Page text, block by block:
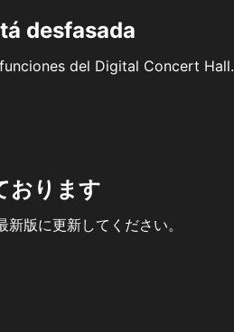
desfasada
del Digital Concert Hall.
おります
版に更新してください。